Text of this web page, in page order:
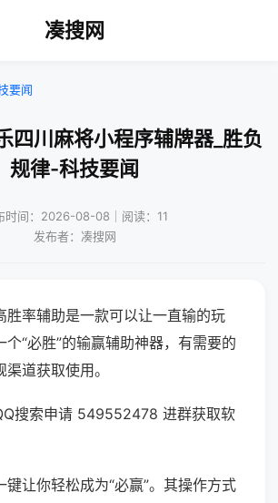
凑搜网
要闻
四川麻将小程序辅牌器_胜负
规律-科技要闻
时间：2026-08-08｜阅读：11
发布者：凑搜网
胜率辅助是一款可以让一直输的玩
个“必胜”的输赢辅助神器，有需要的
道获取使用。
搜索申请 549552478 进群获取软
键让你轻松成为“必赢”。其操作方式